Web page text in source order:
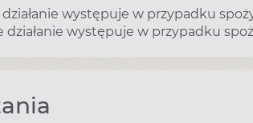
występuje w przypadku
działanie występuje w przypadku